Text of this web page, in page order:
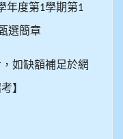
年度第1學期第1
選簡章
如缺額補足於網
】